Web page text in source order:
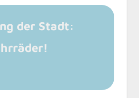
der Stadt: